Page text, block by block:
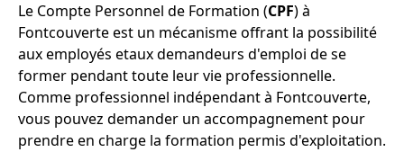
Le Compte Personnel de Formation (CPF) à
Fontcouverte est un mécanisme offrant la possibilité
aux employés etaux demandeurs d'emploi de se
former pendant toute leur vie professionnelle.
Comme professionnel indépendant à Fontcouverte,
vous pouvez demander un accompagnement pour
prendre en charge la formation permis d'exploitation.